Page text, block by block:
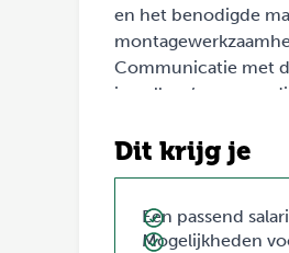
en het benodigde
Communicatie met
je collega’s waar
Dit krijg je
Een passend
Mogelijkheden